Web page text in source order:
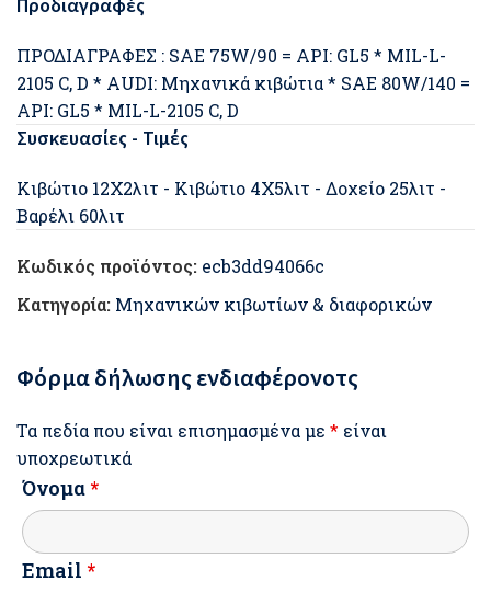
Προδιαγραφές
ΠΡΟΔΙΑΓΡΑΦΕΣ : SAE 75W/90 = API: GL5 * MIL-L-
2105 C, D * AUDI: Μηχανικά κιβώτια * SAE 80W/140 =
API: GL5 * MIL-L-2105 C, D
Συσκευασίες - Τιμές
Κιβώτιο 12Χ2λιτ - Κιβώτιο 4Χ5λιτ - Δοχείο 25λιτ -
Βαρέλι 60λιτ
Κωδικός προϊόντος: ecb3dd94066c
Κατηγορία: Μηχανικών κιβωτίων & διαφορικών
Φόρμα δήλωσης ενδιαφέρονοτς
Τα πεδία που είναι επισημασμένα με * είναι
υποχρεωτικά
Όνομα *
Email *